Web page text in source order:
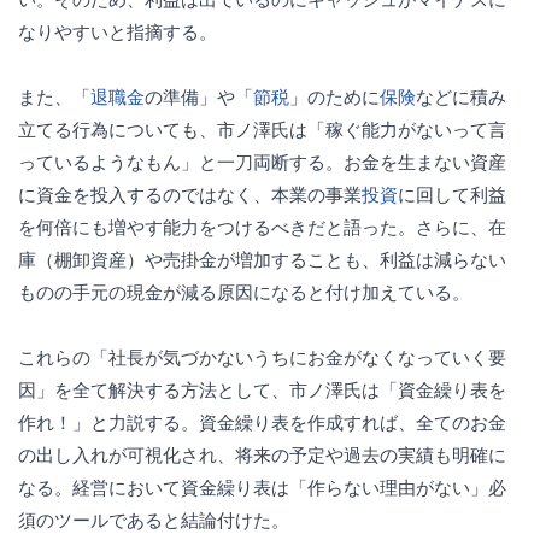
なりやすいと指摘する。
また、「退職金の準備」や「節税 」のために保険などに積み
立てる行為についても、市ノ澤氏は「稼ぐ能力がないって言
っているようなもん」と一刀両断する。お金を生まない資産
に資金を投入するのではなく、本業の事業投資に回して利益
を何倍にも増やす能力をつけるべきだと語った。さらに、在
庫（棚卸資産）や売掛金が増加することも、利益は減らない
ものの手元の現金が減る原因になると付け加えている。
これらの「社長が気づかないうちにお金がなくなっていく要
因」を全て解決する方法として、市ノ澤氏は「資金繰り表を
作れ！」と力説する。資金繰り表を作成すれば、全てのお金
の出し入れが可視化され、将来の予定や過去の実績も明確に
なる。経営において資金繰り表は「作らない理由がない」必
須のツールであると結論付けた。